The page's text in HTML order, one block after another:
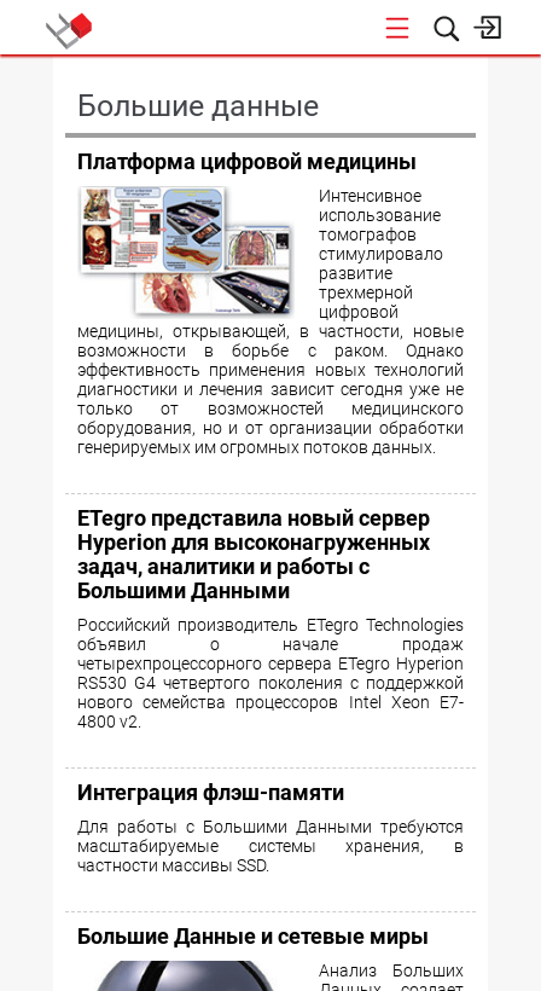
Большие данные
Платформа цифровой медицины
Интенсивное
использование
томографов
стимулировало
развитие
трехмерной
цифровой
медицины, открывающей, в частности, новые
возможности в борьбе с раком. Однако
эффективность применения новых технологий
диагностики и лечения зависит сегодня уже не
только от возможностей медицинского
оборудования, но и от организации обработки
генерируемых им огромных потоков данных.
ETegro представила новый сервер
Hyperion для высоконагруженных
задач, аналитики и работы с
Большими Данными
Российский производитель ETegro Technologies
объявил о начале продаж
четырехпроцессорного сервера ETegro Hyperion
RS530 G4 четвертого поколения с поддержкой
нового семейства процессоров Intel Xeon E7-
4800 v2.
Интеграция флэш-памяти
Для работы с Большими Данными требуются
масштабируемые системы хранения, в
частности массивы SSD.
Большие Данные и сетевые миры
Анализ Больших